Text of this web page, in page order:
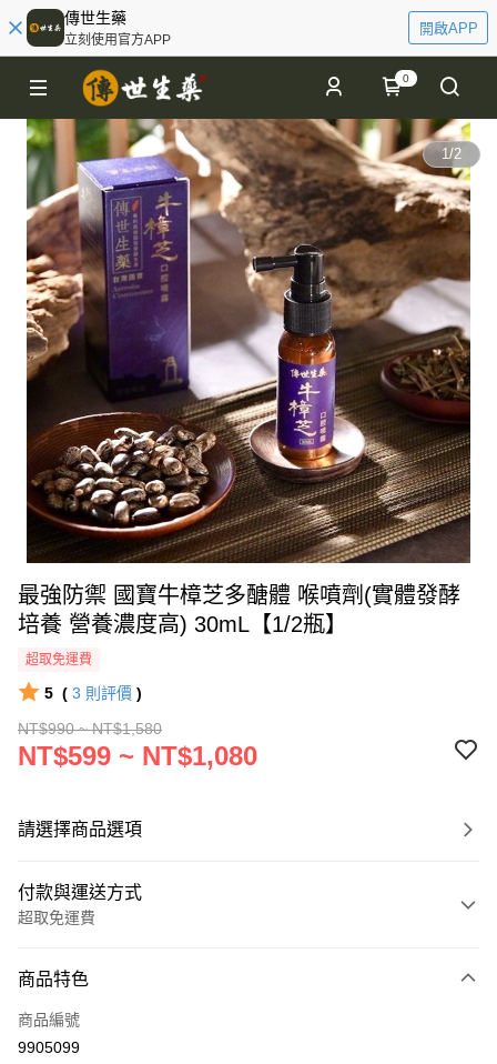
傳世生藥
立刻使用官方APP
開啟APP
0
1/2
最強防禦 國寶牛樟芝多醣體 喉噴劑(實體發酵
培養 營養濃度高) 30mL【1/2瓶】
超取免運費
5 ( 3 則評價 )
NT$990 ~ NT$1,580
NT$599 ~ NT$1,080
請選擇商品選項
付款與運送方式
超取免運費
信用卡一次付款
超商取貨付款
商品特色
商品編號
9905099